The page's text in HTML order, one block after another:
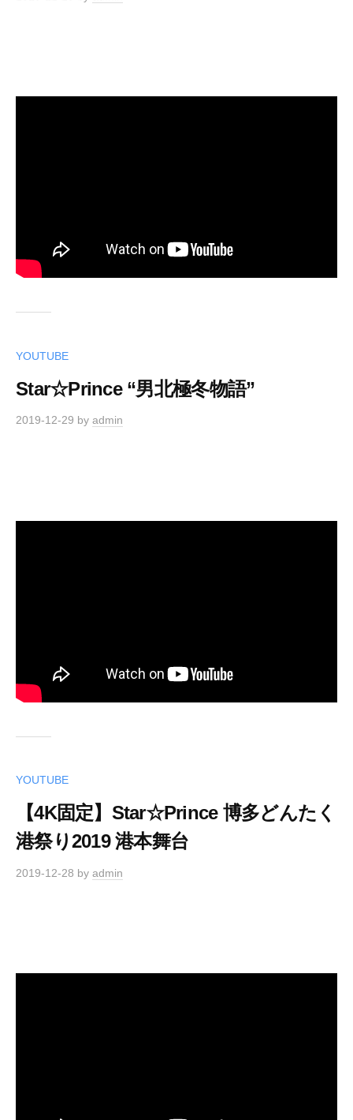
YOUTUBE
Star☆Prince “男北極冬物語”
2019-12-29 by admin
YOUTUBE
【4K固定】Star☆Prince 博多どんたく
港祭り2019 港本舞台
2019-12-28 by admin